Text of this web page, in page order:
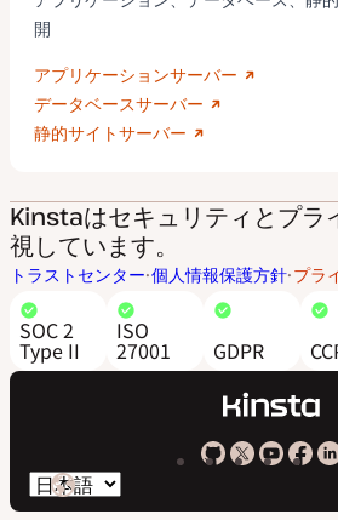
開
アプリケーションサーバー
データベースサーバー
静的サイトサーバー
Kinstaはセキュリティとプラ
視しています。
トラストセンター 個人情報保護方針 プラ
SOC 2
Type II
ISO
27001 GDPR
KinstaKinstaKinsta
言